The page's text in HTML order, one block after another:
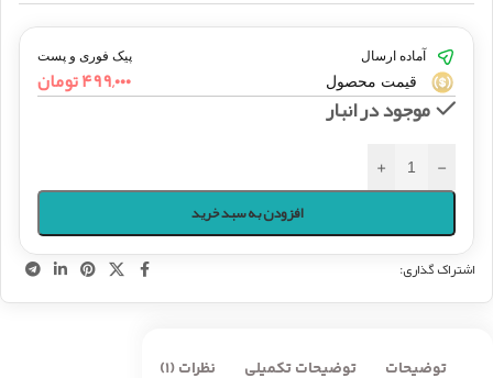
آماده ارسال پیک فوری و پست
قیمت محصول ۴۹۹,۰۰۰تومان
موجود در انبار
-
+
افزودن به سبد خرید
اشتراک گذاری:
توضیحات توضیحات تکمیلی نظرات (1)